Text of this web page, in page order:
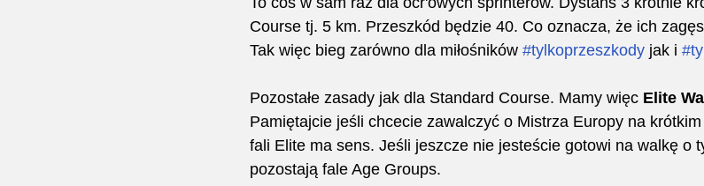
Course tj. 5 km. Przeszkód będzie 40. Co oznacza, że ich
Tak więc bieg zarówno dla miłośników #tylkoprzeszkody jak i
Pozostałe zasady jak dla Standard Course. Mamy więc Elite
Pamiętajcie jeśli chcecie zawalczyć o Mistrza Europy na
fali Elite ma sens. Jeśli jeszcze nie jesteście gotowi na walkę o
pozostają fale Age Groups.